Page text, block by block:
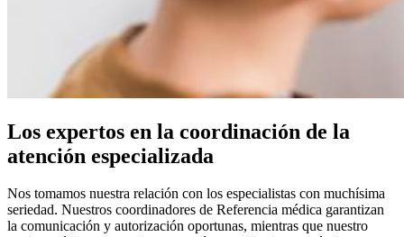
Los expertos en la coordinación de la
atención especializada
Nos tomamos nuestra relación con los especialistas con muchísima
seriedad. Nuestros coordinadores de Referencia médica garantizan
la comunicación y autorización oportunas, mientras que nuestro